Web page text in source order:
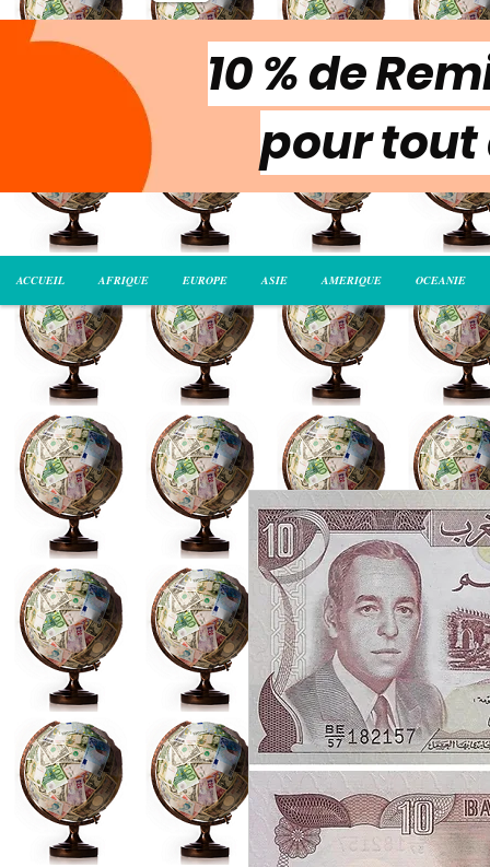
10 % de
pour tout
ACCUEIL AFRIQUE EUROPE ASIE AMERIQUE OCEANIE